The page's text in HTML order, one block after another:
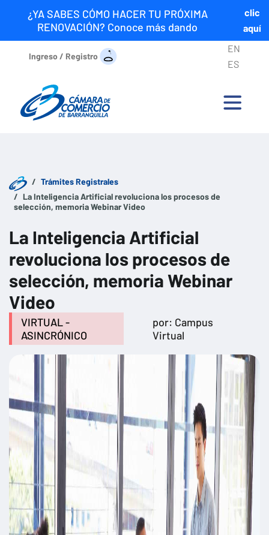
¿YA SABES CÓMO HACER TU PRÓXIMA
RENOVACIÓN? Conoce más dando
clic
aquí
Ingreso / Registro
EN
ES
Trámites Registrales
La Inteligencia Artificial revoluciona los procesos de
selección, memoria Webinar Video
La Inteligencia Artificial
revoluciona los procesos de
selección, memoria Webinar
Video
VIRTUAL -
ASINCRÓNICO
por: Campus
Virtual